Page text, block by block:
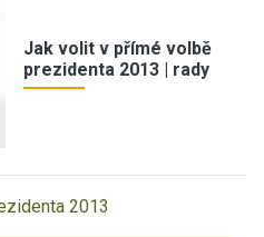
Jak volit v přímé volbě
prezidenta 2013 | rady
2013